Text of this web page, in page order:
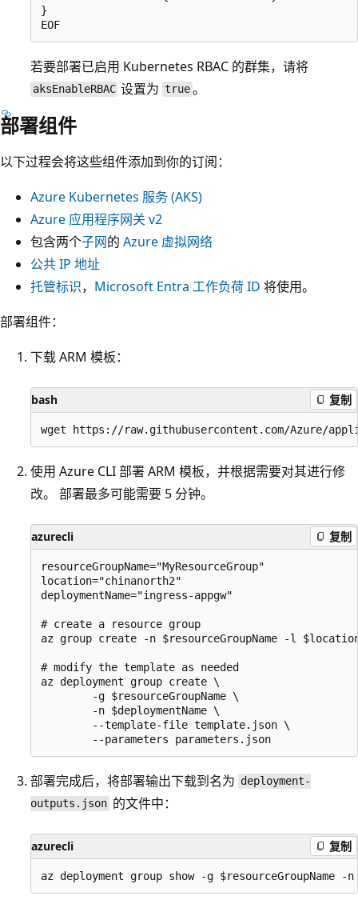
}
若要部署已启用 Kubernetes RBAC 的群集，请将
aksEnableRBAC 设置为true。
部署组件
以下过程会将这些组件添加到你的订阅：
Azure Kubernetes 服务 (AKS)
Azure 应用程序网关 v2
包含两个子网的 Azure 虚拟网络
公共 IP 地址
托管标识， Microsoft Entra 工作负荷 ID 将使用。
部署组件：
下载 ARM 模板：
bash 复制
使用 Azure CLI 部署 ARM 模板，并根据需要对其进行修
改。 部署最多可能需要 5 分钟。
azurecli 复制
resourceGroupName="MyResourceGroup"
location="chinanorth2"
deploymentName="ingress-appgw"
# create a resource group
az group create -n $resourceGroupName -l
# modify the template as needed
az deployment group create \
        -g $resourceGroupName \
        -n $deploymentName \
        --template-file template.json \
部署完成后，将部署输出下载到名为 deployment-
outputs.json 的文件中：
azurecli 复制